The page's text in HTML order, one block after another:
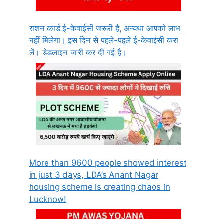
राशन कार्ड ई-केवाईसी जरूरी है, अन्यथा आपको लाभ
नहीं मिलेगा। इस दिन से पहले-पहले ई-केवाईसी करा
लें। डेडलाइन जारी कर दी गई है।
More than 9600 people showed interest
in just 3 days, LDA’s Anant Nagar
housing scheme is creating chaos in
Lucknow!